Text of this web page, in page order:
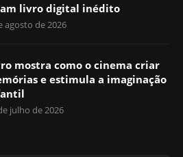
livro digital inédito
agosto de 2026
mostra como o cinema criar
e estimula a imaginação
julho de 2026